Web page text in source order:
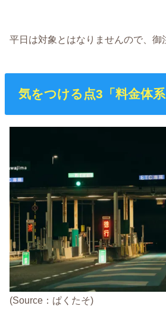
平日は対象とはなりませんので、御
気をつける点3「料金体系
(Source：ぱくたそ)